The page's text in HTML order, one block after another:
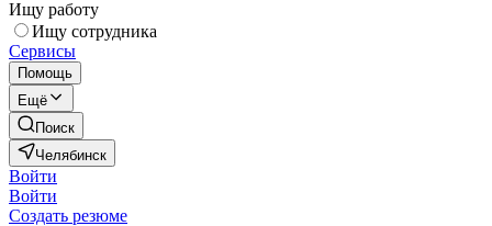
Ищу работу
Ищу сотрудника
Сервисы
Помощь
Ещё
Поиск
Челябинск
Войти
Войти
Создать резюме